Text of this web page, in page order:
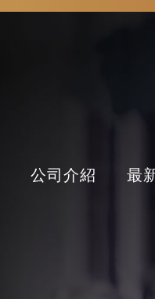
公司介紹 最